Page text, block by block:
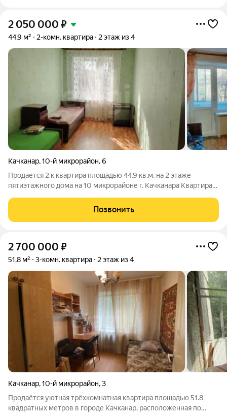
2 050 000 ₽
44,9 м² 2-комн. квартира 2 этаж из 4
Качканар,10-й микрорайон,6
Продается 2 к квартира площадью 44,9 кв.м. на 2 этаже
пятиэтажного дома на 10 микрорайоне г. Качканара Квартира
косметическому ремонту комнаты, кухни, коридора и
санузлов, что обеспечивает
Позвонить
2 700 000 ₽
51,8 м² 3-комн. квартира 2 этаж из 4
Качканар,10-й микрорайон,3
Продаётся уютная трёхкомнатная квартира площадью 51.8
квадратных метров в городе Качканар, расположенная по